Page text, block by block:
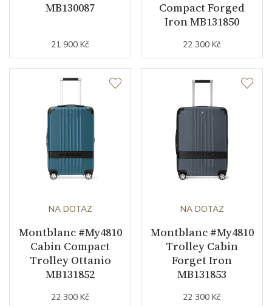
MB130087
21 900 Kč
Compact Forged
Iron MB131850
22 300 Kč
NA DOTAZ
Montblanc #My4810
Cabin Compact
Trolley Ottanio
MB131852
22 300 Kč
NA DOTAZ
Montblanc #My4810
Trolley Cabin
Forget Iron
MB131853
22 300 Kč